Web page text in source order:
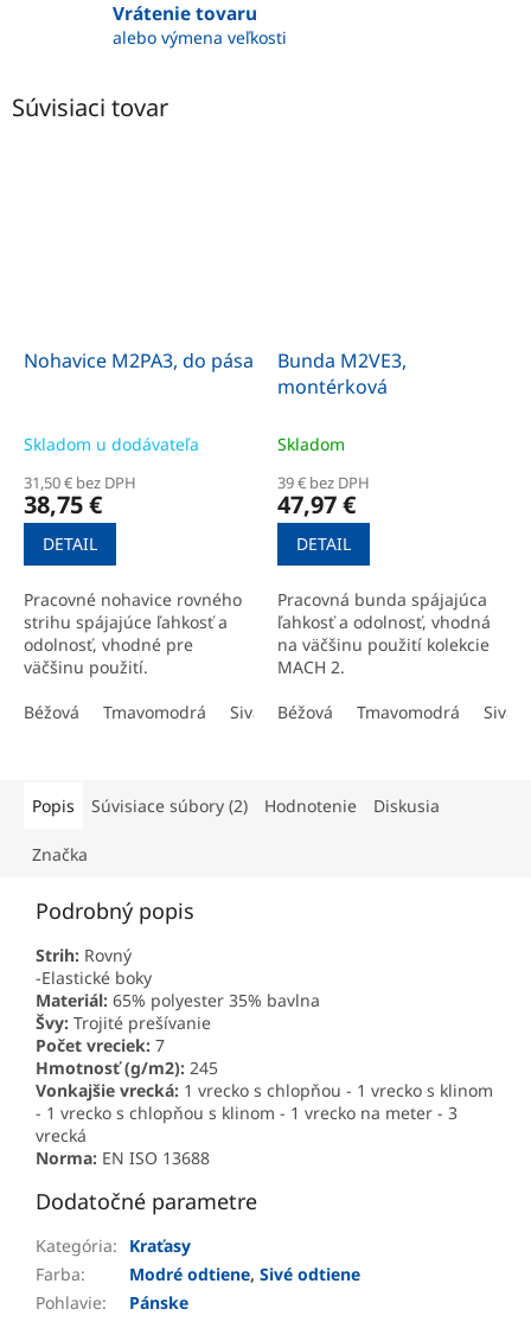
Vrátenie tovaru
alebo výmena veľkosti
Súvisiaci tovar
Nohavice M2PA3, do pása
Skladom u dodávateľa
31,50 € bez DPH
38,75 €
DETAIL
Pracovné nohavice rovného
strihu spájajúce ľahkosť a
odolnosť, vhodné pre
väčšinu použití.
Béžová
Tmavomodrá Sivá / oranžová Tmavosivá
Bunda M2VE3,
montérková
Skladom
39 € bez DPH
47,97 €
DETAIL
Pracovná bunda spájajúca
ľahkosť a odolnosť, vhodná
na väčšinu použití kolekcie
MACH 2.
Béžová
Tmavomodrá Sivá
Popis Súvisiace súbory (2) Hodnotenie Diskusia
Značka
Podrobný popis
Strih: Rovný
-Elastické boky
Materiál: 65% polyester 35% bavlna
Švy: Trojité prešívanie
Počet vreciek: 7
Hmotnosť (g/m2): 245
Vonkajšie vrecká: 1 vrecko s chlopňou - 1 vrecko s klinom
- 1 vrecko s chlopňou s klinom - 1 vrecko na meter - 3
vrecká
Norma: EN ISO 13688
Dodatočné parametre
Kategória:
Kraťasy
Farba: Modré odtiene, Sivé odtiene
Pohlavie: Pánske